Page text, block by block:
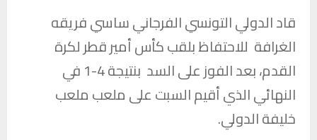
قاد الدولي التونسيالفرجاني ساسيفريقه
الغرافة للاحتفاظ بلقب كأس أمير قطر لكرة
القدم، بعد الفوز علىالسد
بنتيجة 4-1 في
النهائي الذي أقيم السبت على ملعبملعب
خليفة الدولي.